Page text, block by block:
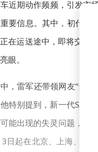
近期动作频频，引发市
要信息。其中，初代小
在运送途中，即将交付
眼。
，雷军还带领网友“云
特别提到，新一代SU7
能出现的失灵问题，同
日起在北京、上海、广